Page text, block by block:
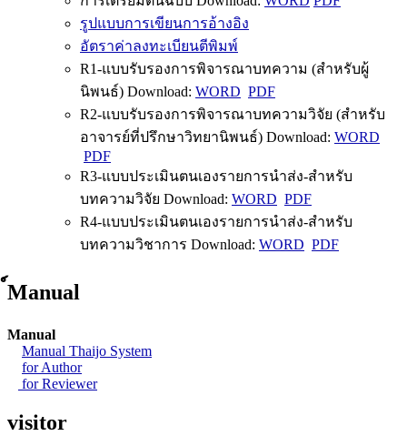
รูปแบบการเขียนการอ้างอิง
อัตราค่าลงทะเบียนตีพิมพ์
R1-แบบรับรองการพิจารณาบทความ (สำหรับผู้
นิพนธ์) Download: WORD PDF
R2-แบบรับรองการพิจารณาบทความวิจัย (สำหรับ
อาจารย์ที่ปรึกษาวิทยานิพนธ์) Download: WORD
PDF
R3-แบบประเมินตนเองรายการนำส่ง-สำหรับ
บทความวิจัย Download: WORD PDF
R4-แบบประเมินตนเองรายการนำส่ง-สำหรับ
บทความวิชาการ Download: WORD PDF
์Manual
Manual
Manual Thaijo System
for Author
for Reviewer
visitor